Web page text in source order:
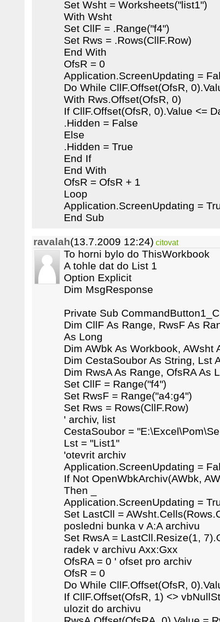
Set Wsht = Worksheets("list1")
With Wsht
Set CllF = .Range("f4")
Set Rws = .Rows(CllF.Row)
End With
OfsR = 0
Application.ScreenUpdating =
Do While CllF.Offset(OfsR,
With Rws.Offset(OfsR, 0)
If CllF.Offset(OfsR, 0).Value <=
.Hidden = False
Else
.Hidden = True
End If
End With
OfsR = OfsR + 1
Loop
Application.ScreenUpdating =
End Sub
ravalah(13.7.2009 12:24) citovat
To horni bylo do ThisWorkbook
A tohle dat do List 1
Option Explicit
Dim MsgResponse
Private Sub
Dim CllF As Range, RwsF As
As Long
Dim AWbk As Workbook, AWsht
Dim CestaSoubor As String, Lst
Dim RwsA As Range, OfsRA As
Set CllF = Range("f4")
Set RwsF = Range("a4:g4")
Set Rws = Rows(CllF.Row)
' archiv, list
CestaSoubor =
Lst = "List1"
'otevrit archiv
Application.ScreenUpdating =
If Not OpenWbkArchiv(AWbk,
Then _
Application.ScreenUpdating =
Set LastCll =
posledni bunka v A:A archivu
Set RwsA = LastCll.Resize(1,
radek v archivu Axx:Gxx
OfsRA = 0 ' ofset pro archiv
OfsR = 0
Do While CllF.Offset(OfsR,
If CllF.Offset(OfsR, 1) <>
ulozit do archivu